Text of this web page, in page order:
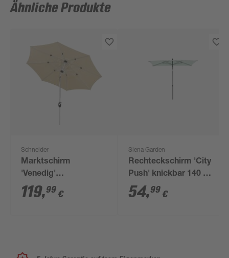
Ähnliche Produkte
Schneider
Marktschirm
'Venedig'
drehbar/knickbar Ø
270 cm
119,99 €
Siena Garden
Rechteckschirm 'City
Push' knickbar 140 x
210 cm
54,99 €